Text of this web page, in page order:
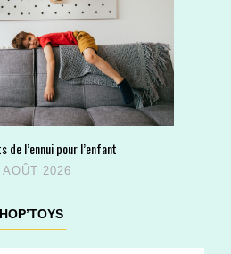
de l’ennui pour l’enfant
AOÛT 2026
HOP’TOYS